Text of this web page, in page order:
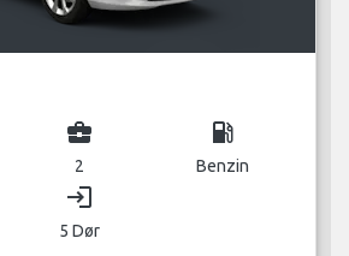
business_center
2
local_gas_station
Benzin
login
5 Dør